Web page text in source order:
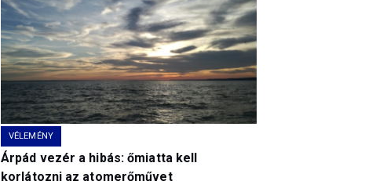
VÉLEMÉNY
Árpád vezér a hibás: őmiatta kell
korlátozni az atomerőművet